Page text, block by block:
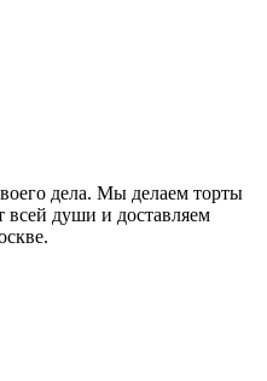
дела. Мы делаем торты
всей души и доставляем